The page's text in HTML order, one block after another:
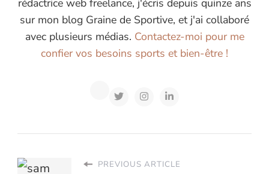
rédactrice web freelance, j'écris depuis quinze ans
sur mon blog Graine de Sportive, et j'ai collaboré
avec plusieurs médias. Contactez-moi pour me
confier vos besoins sports et bien-être !
PREVIOUS ARTICLE